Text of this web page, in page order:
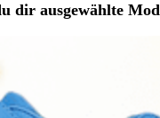
dir ausgewählte